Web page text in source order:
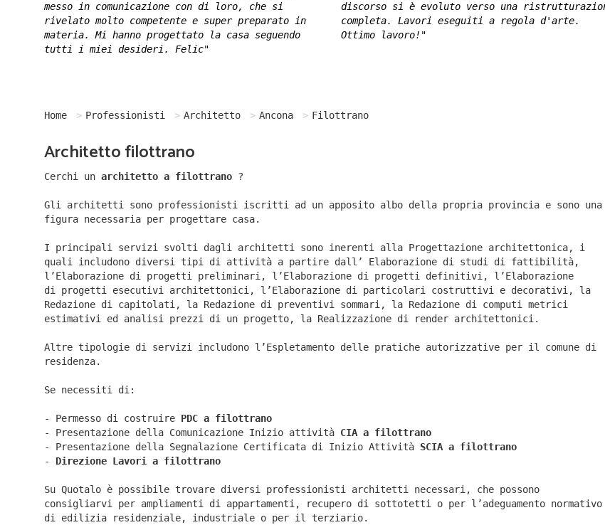
messo in comunicazione con di loro, che si
rivelato molto competente e super preparato in
materia. Mi hanno progettato la casa seguendo
tutti i miei desideri. Felic"
discorso si è evoluto verso una
completa. Lavori eseguiti a regola d'arte.
Ottimo lavoro!"
Home Professionisti Architetto Ancona Filottrano
Architetto filottrano
Cerchi un architetto a filottrano ?
Gli architetti sono professionisti iscritti ad un apposito albo della propria provincia e sono una
figura necessaria per progettare casa.
I principali servizi svolti dagli architetti sono inerenti alla Progettazione architettonica, i
quali includono diversi tipi di attività a partire dall’ Elaborazione di studi di fattibilità,
l’Elaborazione di progetti preliminari, l’Elaborazione di progetti definitivi, l’Elaborazione
di progetti esecutivi architettonici, l’Elaborazione di particolari costruttivi e decorativi, la
Redazione di capitolati, la Redazione di preventivi sommari, la Redazione di computi metrici
estimativi ed analisi prezzi di un progetto, la Realizzazione di render architettonici.
Altre tipologie di servizi includono l’Espletamento delle pratiche autorizzative per il comune di
residenza.
Se necessiti di:
- Permesso di costruire PDC a filottrano
- Presentazione della Comunicazione Inizio attività CIA a filottrano
- Presentazione della Segnalazione Certificata di Inizio Attività SCIA a filottrano
- Direzione Lavori a filottrano
Su Quotalo è possibile trovare diversi professionisti architetti necessari, che possono
consigliarvi per ampliamenti di appartamenti, recupero di sottotetti o per l’adeguamento normativo
di edilizia residenziale, industriale o per il terziario.